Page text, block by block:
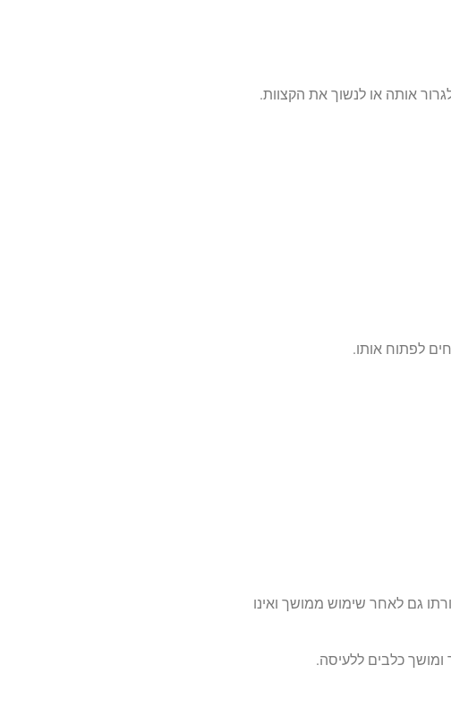
אותה או לנשוך את הקצוות.
לפתוח אותו.
גם לאחר שימוש ממושך ואינו
ומושך כלבים ללעיסה.